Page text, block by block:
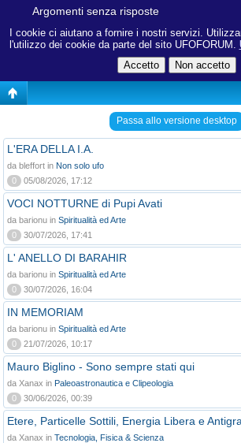
I cookie ci aiutano a fornire i nostri servizi.
l'utilizzo dei cookie da parte del sito UFOFORUM.
Argomenti senza risposte
Passa allo versione desktop
L'ERA DELLA I.A.
da bleffort in Non solo ufo
0
05/08/2026, 17:12
VOCI NOTTURNE di Pupi Avati
da barionu in Spiritualità ed Arte
0
30/07/2026, 17:41
L' ANELLO DI BARAHIR
da barionu in Spiritualità ed Arte
0
30/07/2026, 16:04
IN MEMORIAM
da barionu in Spiritualità ed Arte
0
21/07/2026, 10:17
Mauro Biglino - Sono sempre stati qui
da Xanax in Paleoastronautica e Clipeologia
0
30/06/2026, 00:39
Etere, Particelle Sottili, Energia Libera e
da Xanax in Tecnologia, Fisica & Scienza